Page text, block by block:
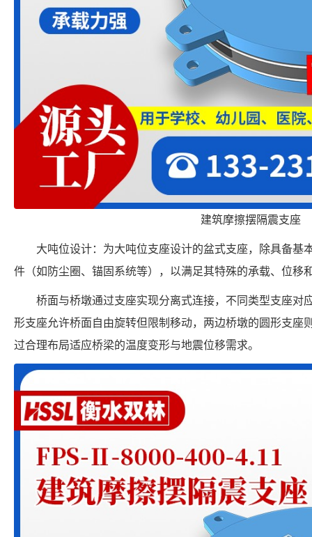
建筑摩擦摆隔震支座
大吨位设计：为大吨位支座设计的盆式支座，除具备基
件（如防尘圈、锚固系统等），以满足其特殊的承载、位移
桥面与桥墩通过支座实现分离式连接，不同类型支座对
形支座允许桥面自由旋转但限制移动，两边桥墩的圆形支座
过合理布局适应桥梁的温度变形与地震位移需求。